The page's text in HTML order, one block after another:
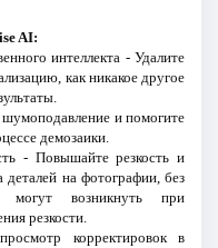
AI:
интеллекта - Удалите
как никакое другое
и помогите
демозаики.
- Повышайте резкость и
деталей на фотографии, без
могут возникнуть при
резкости.
корректировок в